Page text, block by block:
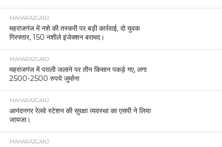
MAHARAJGANJ
महराजगंज में नशे की तस्करी पर बड़ी कार्रवाई, दो युवक
गिरफ्तार, 150 नशीले इंजेक्शन बरामद।
MAHARAJGANJ
महराजगंज में पराली जलाने पर तीन किसान पकड़े गए, लगा
2500-2500 रुपये जुर्माना
MAHARAJGANJ
आनंदनगर रेलवे स्टेशन की सुरक्षा व्यवस्था का एसपी ने लिया
जायजा।
MAHARAJGANJ